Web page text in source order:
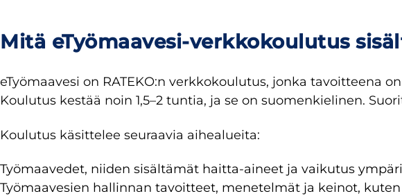
Mitä eTyömaavesi-verkkokoulutus
eTyömaavesi on RATEKO:n verkkokoulutus, jonka tavoitteena
Koulutus kestää noin 1,5–2 tuntia, ja se on suomenkielinen.
Koulutus käsittelee seuraavia aihealueita:
Työmaavedet, niiden sisältämät haitta-aineet ja vaikutus
Työmaavesien hallinnan tavoitteet, menetelmät ja keinot,